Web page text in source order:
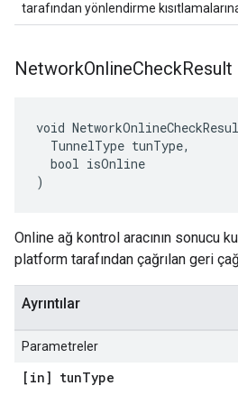
tarafından yönlendirme
NetworkOnlineCheckResult
void
  TunnelType tunType,
  bool isOnline
)
Online ağ kontrol aracının sonucu
platform tarafından çağrılan geri
Ayrıntılar
Parametreler
[in] tunType